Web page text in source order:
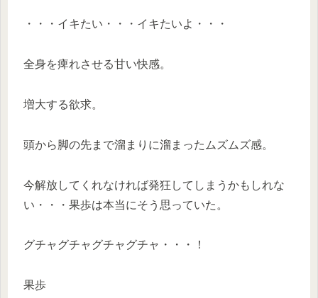
・・・イキたい・・・イキたいよ・・・
全身を痺れさせる甘い快感。
増大する欲求。
頭から脚の先まで溜まりに溜まったムズムズ感。
今解放してくれなければ発狂してしまうかもしれな
い・・・果歩は本当にそう思っていた。
グチャグチャグチャグチャ・・・！
果歩